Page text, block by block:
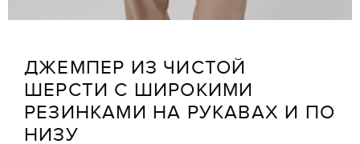
ДЖЕМПЕР ИЗ ЧИСТОЙ
ШЕРСТИ С ШИРОКИМИ
РЕЗИНКАМИ НА РУКАВАХ И ПО
НИЗУ